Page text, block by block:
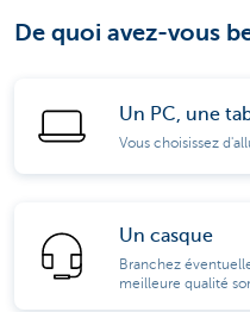
De quoi avez-vous
Un PC, une
Vous choisissez
Un casque
Branchez
meilleure qualité